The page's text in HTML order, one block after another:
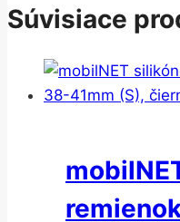
Súvisiace